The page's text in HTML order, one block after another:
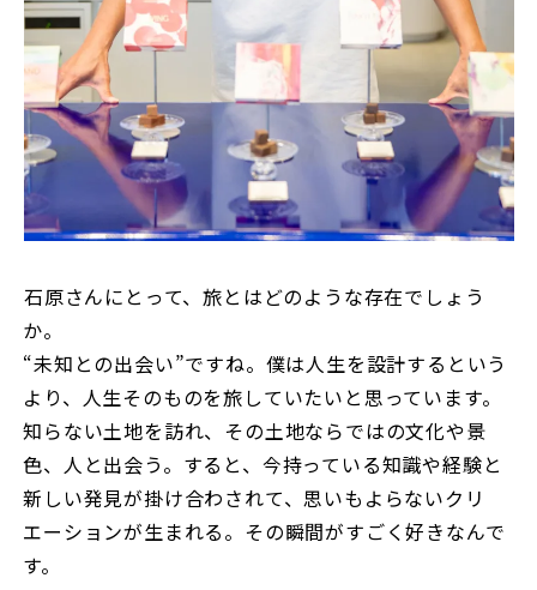
――石原さんにとって、旅とはどのような存在でしょう
か。
“未知との出会い”ですね。僕は人生を設計するという
より、人生そのものを旅していたいと思っています。
知らない土地を訪れ、その土地ならではの文化や景
色、人と出会う。すると、今持っている知識や経験と
新しい発見が掛け合わされて、思いもよらないクリ
エーションが生まれる。その瞬間がすごく好きなんで
す。